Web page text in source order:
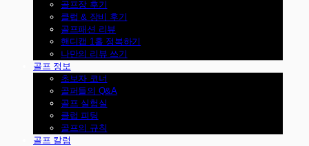
골프장 후기
클럽 & 장비 후기
골프패션 리뷰
핸디캡 1홀 정복하기
나만의 리뷰 쓰기
골프 정보
초보자 코너
골퍼들의 Q&A
골프 실험실
클럽 피팅
골프의 규칙
골프 칼럼